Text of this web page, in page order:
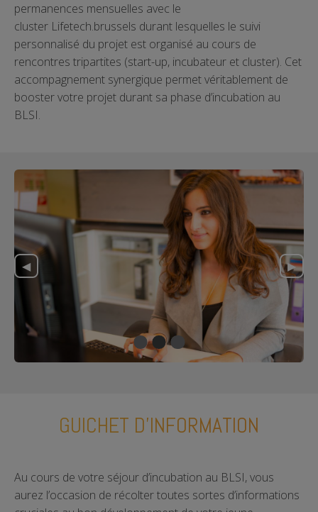
permanences mensuelles avec le
cluster Lifetech.brussels durant lesquelles le suivi
personnalisé du projet est organisé au cours de
rencontres tripartites (start-up, incubateur et cluster). Cet
accompagnement synergique permet véritablement de
booster votre projet durant sa phase d’incubation au
BLSI.
Previous Slide
◀︎ ▶︎
GUICHET D'INFORMATION
Au cours de votre séjour d’incubation au BLSI, vous
aurez l’occasion de récolter toutes sortes d’informations